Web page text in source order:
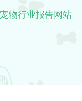
宠物行业报告网站